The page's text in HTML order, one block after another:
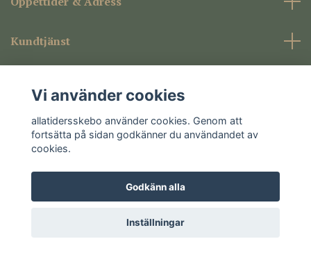
Kundtjänst
Sociala medier
© 2026 allatidersskebo
Vi använder cookies
allatidersskebo använder cookies. Genom att
fortsätta på sidan godkänner du användandet av
cookies.
Godkänn alla
Inställningar